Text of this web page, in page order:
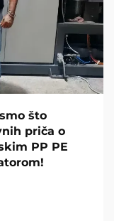
što
priča o
PP PE